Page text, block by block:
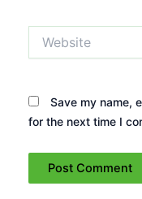
Save my name,
for the next time I